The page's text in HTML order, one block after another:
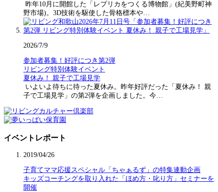
昨年10月に開館した「レプリカをつくる博物館」(紀美野町神
野市場)。3D技術を駆使した骨格標本や…
2026/7/9
参加者募集！好評につき第2弾
リビング特別体験イベント
夏休み！ 親子で工場見学
いよいよ待ちに待った夏休み。昨年好評だった「夏休み！ 親
子で工場見学」の第2弾を企画しました。今…
イベントレポート
2019/04/26
子育てママ応援スペシャル「ちゃぁるず」の特集連動企画
キッズコーチングを取り入れた「ほめ方・叱り方」セミナーを
開催